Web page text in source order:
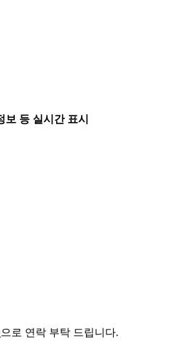
등 실시간 표시
으로 연락 부탁 드립니다.